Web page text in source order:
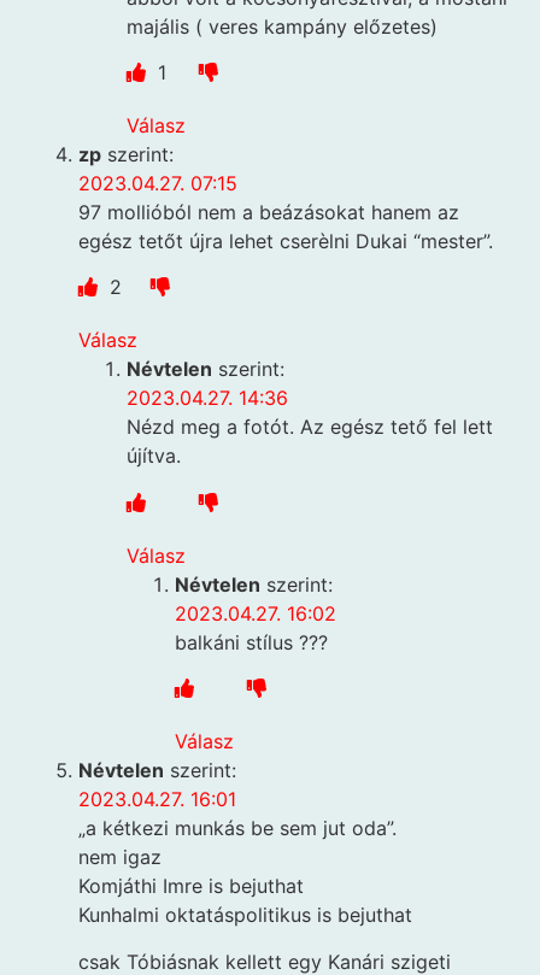
majális ( veres kampány előzetes)
1
Válasz
zp szerint:
2023.04.27. 07:15
97 mollióból nem a beázásokat hanem az
egész tetőt újra lehet cserèlni Dukai “mester”.
2
Válasz
Névtelen szerint:
2023.04.27. 14:36
Nézd meg a fotót. Az egész tető fel lett
újítva.
Válasz
Névtelen szerint:
2023.04.27. 16:02
balkáni stílus ???
Válasz
Névtelen szerint:
2023.04.27. 16:01
„a kétkezi munkás be sem jut oda”.
nem igaz
Komjáthi Imre is bejuthat
Kunhalmi oktatáspolitikus is bejuthat
csak Tóbiásnak kellett egy Kanári szigeti